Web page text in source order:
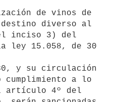
destino diverso al
inciso 3) del
ley 15.058, de 30
y su circulación
cumplimiento a lo
artículo 4º del